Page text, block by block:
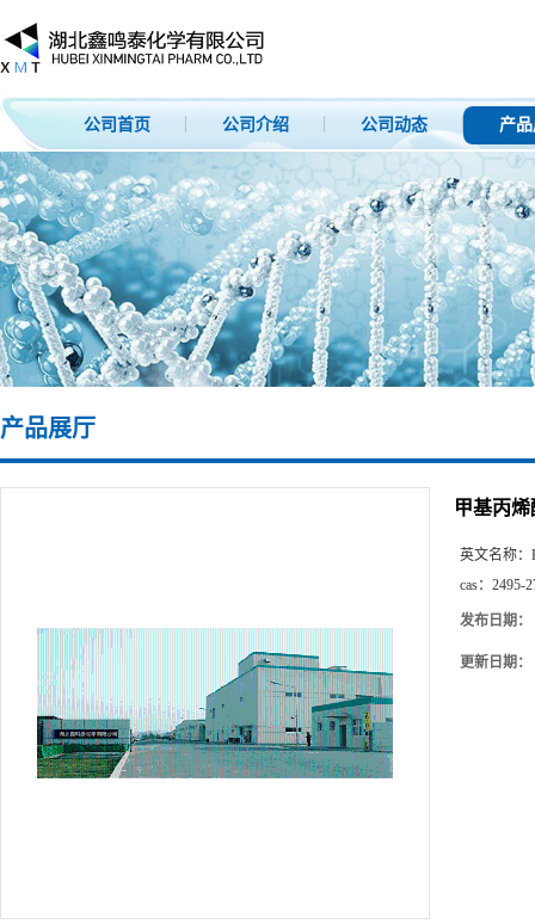
公司首页 公司介绍 公司动态 产
产品展厅
甲基丙
英文名称：
cas： 2495-
发布日期：
更新日期：